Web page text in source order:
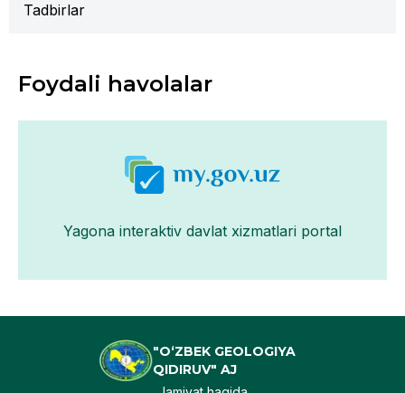
Tadbirlar
Foydali havolalar
Yagona interaktiv davlat xizmatlari portal
"O‘ZBEK GEOLOGIYA
QIDIRUV" AJ